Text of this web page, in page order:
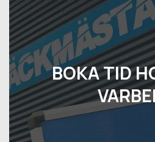
BOKA TID